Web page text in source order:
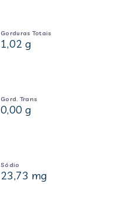
Gorduras Totais
1,02 g
Gord. Trans
0,00 g
Sódio
23,73 mg